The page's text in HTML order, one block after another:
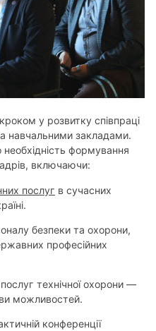
у розвитку співпраці
навчальними закладами.
формування
включаючи:
послуг в сучасних
безпеки та охорони,
професійних
технічної охорони —
можливостей.
конференції